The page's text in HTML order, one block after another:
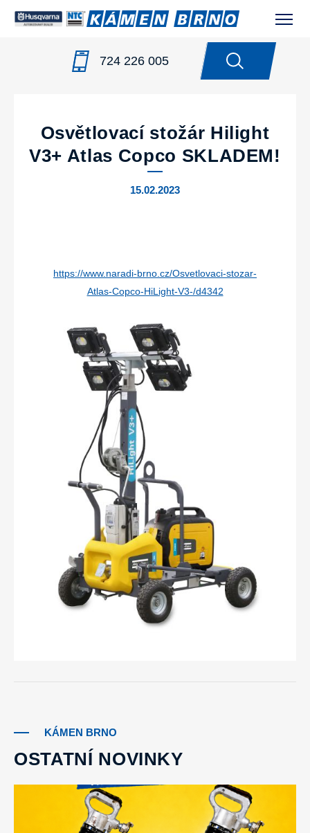
724 226 005
OSVĚTLOVACÍ STOŽÁR HILIGHT V3+ ATLAS
Osvětlovací stožár Hilight
V3+ Atlas Copco SKLADEM!
15.02.2023
https://www.naradi-brno.cz/Osvetlovaci-stozar-
Atlas-Copco-HiLight-V3-/d4342
KÁMEN BRNO
OSTATNÍ NOVINKY